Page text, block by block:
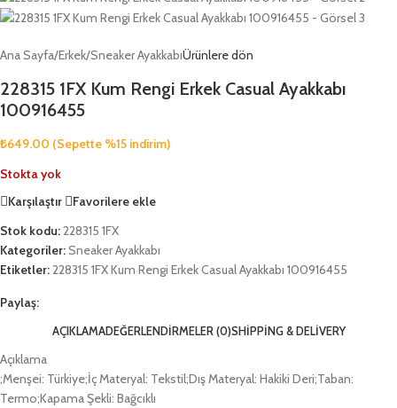
Ana Sayfa/Erkek/Sneaker AyakkabıÜrünlere dön
228315 1FX Kum Rengi Erkek Casual Ayakkabı
100916455
₺649.00 (Sepette %15 indirim)
Stokta yok
Karşılaştır
Favorilere ekle
Stok kodu:228315 1FX
Kategoriler:Sneaker Ayakkabı
Etiketler:228315 1FX Kum Rengi Erkek Casual Ayakkabı 100916455
Paylaş:
AÇIKLAMADEĞERLENDIRMELER (0)SHIPPING & DELIVERY
Açıklama
;Menşei: Türkiye;İç Materyal: Tekstil;Dış Materyal: Hakiki Deri;Taban:
Termo;Kapama Şekli: Bağcıklı